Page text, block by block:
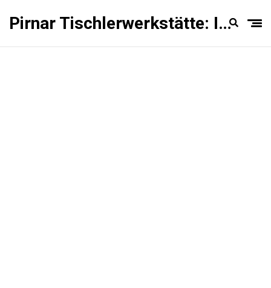
Pirnar Tischlerwerkstätte: Innentüren Experten